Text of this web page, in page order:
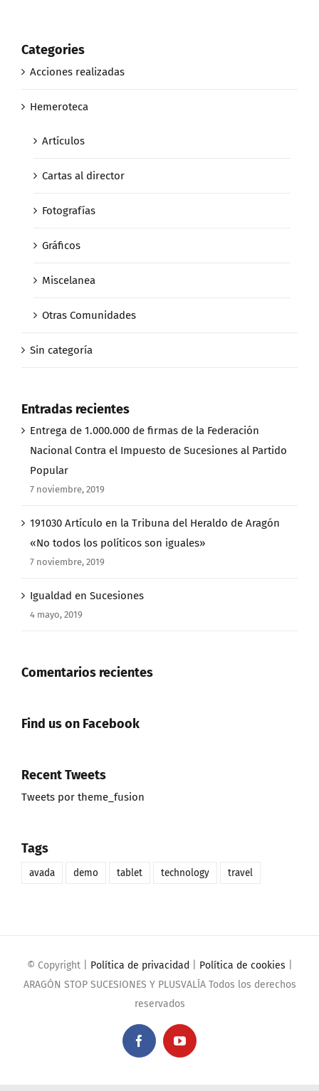
Categories
Acciones realizadas
Hemeroteca
Artículos
Cartas al director
Fotografías
Gráficos
Miscelanea
Otras Comunidades
Sin categoría
Entradas recientes
Entrega de 1.000.000 de firmas de la Federación
Nacional Contra el Impuesto de Sucesiones al Partido
Popular
7 noviembre, 2019
191030 Artículo en la Tribuna del Heraldo de Aragón
«No todos los políticos son iguales»
7 noviembre, 2019
Igualdad en Sucesiones
4 mayo, 2019
Comentarios recientes
Find us on Facebook
Recent Tweets
Tweets por theme_fusion
Tags
avada demo tablet technology travel
© Copyright Política de privacidad Política de cookies
ARAGÓN STOP SUCESIONES Y PLUSVALÍA Todos los derechos
reservados
FacebookYouTube